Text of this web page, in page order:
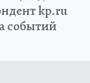
kp.ru
событий